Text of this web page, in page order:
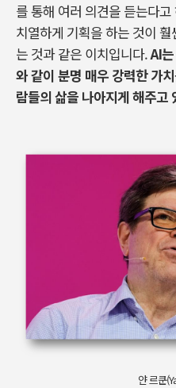
를 통해 여러 의견을 듣는다고
치열하게 기획을 하는 것이
는 것과 같은 이치입니다.AI
와 같이 분명 매우 강력한 가
람들의 삶을 나아지게 해주고
얀 르쿤